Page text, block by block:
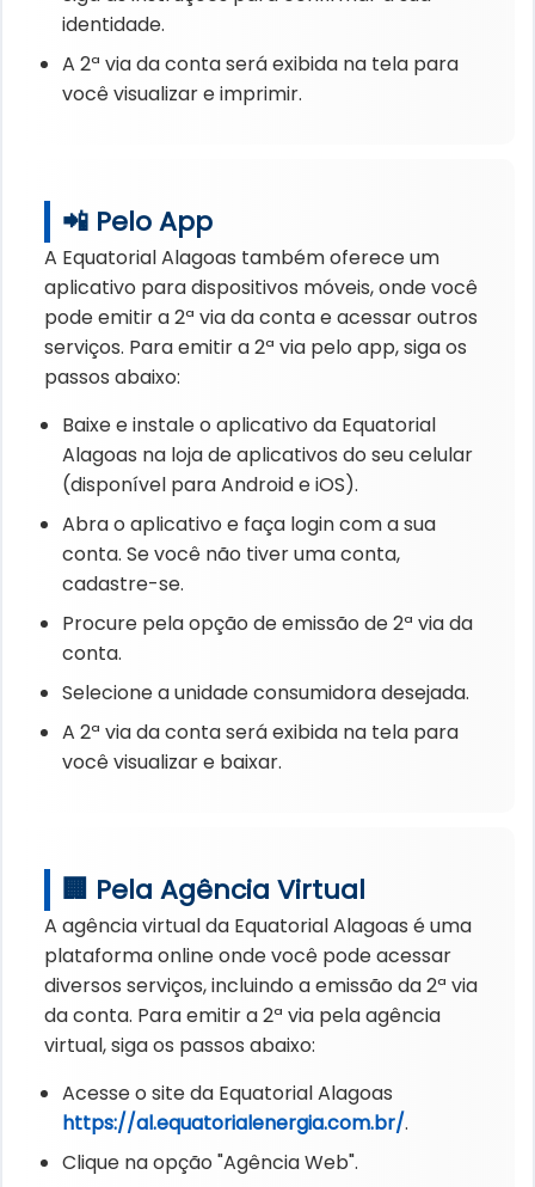
identidade.
A 2ª via da conta será exibida na tela para
você visualizar e imprimir.
📲 Pelo App
A Equatorial Alagoas também oferece um
aplicativo para dispositivos móveis, onde você
pode emitir a 2ª via da conta e acessar outros
serviços. Para emitir a 2ª via pelo app, siga os
passos abaixo:
Baixe e instale o aplicativo da Equatorial
Alagoas na loja de aplicativos do seu celular
(disponível para Android e iOS).
Abra o aplicativo e faça login com a sua
conta. Se você não tiver uma conta,
cadastre-se.
Procure pela opção de emissão de 2ª via da
conta.
Selecione a unidade consumidora desejada.
A 2ª via da conta será exibida na tela para
você visualizar e baixar.
🏢 Pela Agência Virtual
A agência virtual da Equatorial Alagoas é uma
plataforma online onde você pode acessar
diversos serviços, incluindo a emissão da 2ª via
da conta. Para emitir a 2ª via pela agência
virtual, siga os passos abaixo:
Acesse o site da Equatorial Alagoas
https://al.equatorialenergia.com.br/.
Clique na opção "Agência Web".